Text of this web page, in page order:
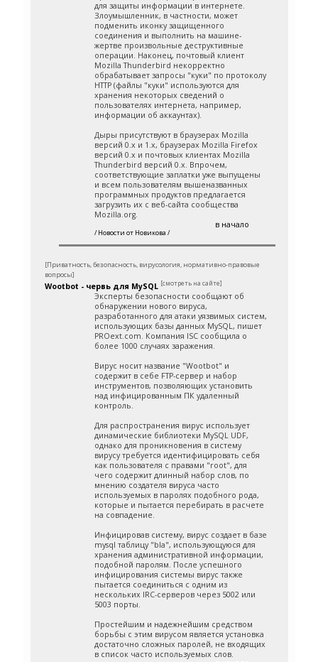
для защиты информации в интернете.
Злоумышленник, в частности, может
подменить иконку защищенного
соединения и выполнить на машине-
жертве произвольные деструктивные
операции. Наконец, почтовый клиент
Mozilla Thunderbird некорректно
обрабатывает запросы "куки" по протоколу
HTTP (файлы "куки" используются для
хранения некоторых сведений о
пользователях интернета, например,
информации об аккаунтах).
Дыры присутствуют в браузерах Mozilla
версий 0.х и 1.х, браузерах Mozilla Firefox
версий 0.х и почтовых клиентах Mozilla
Thunderbird версий 0.х. Впрочем,
соответствующие заплатки уже выпущены
и всем пользователям вышеназванных
программных продуктов предлагается
загрузить их с веб-сайта сообщества
Mozilla.org.
/ Новости от Новикова /
в начало
[Приватность, безопасность, вирусология, нормативно-правовые
вопросы]
Wootbot - червь для MySQL [смотреть на сайте]
Эксперты безопасности сообщают об
обнаружении нового вируса,
разработанного для атаки уязвимых систем,
использующих базы данных MySQL, пишет
PROext.com. Компания ISC сообщила о
более 1000 случаях заражения.
Вирус носит название "Wootbot" и
содержит в себе FTP-сервер и набор
инструментов, позволяющих установить
над инфицированным ПК удаленный
контроль.
Для распространения вирус использует
динамические библиотеки MySQL UDF,
однако для проникновения в систему
вирусу требуется идентифицировать себя
как пользователя с правами "root", для
чего содержит длинный набор слов, по
мнению создателя вируса часто
используемых в паролях подобного рода,
которые и пытается перебирать в расчете
на совпадение.
Инфицировав систему, вирус создает в базе
mysql таблицу "bla", использующуюся для
хранения административной информации,
подобной паролям. После успешного
инфицирования системы вирус также
пытается соединиться с одним из
нескольких IRC-серверов через 5002 или
5003 порты.
Простейшим и надежнейшим средством
борьбы с этим вирусом является установка
достаточно сложных паролей, не входящих
в список часто используемых слов.